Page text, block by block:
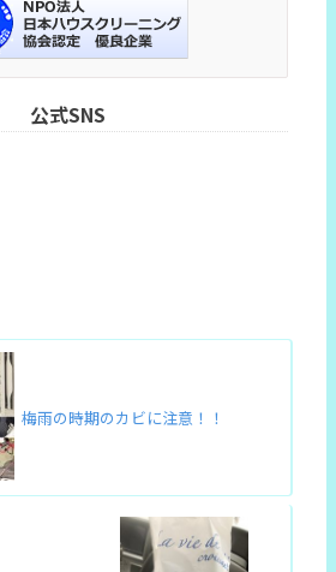
公式SNS
梅雨の時期のカビに注意！！